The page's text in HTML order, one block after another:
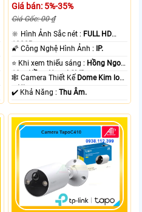
Giá bán: 5%-35%
Giá Gốc: 00 ₫
🔆 Hình Ảnh Sắc nét : FULL HD
1080P .
🌠 Công Nghệ Hình Ảnh :
IP.
⭐ Khi xem thiếu sáng : Hồng Ngoại
10m Hồng Ngoại SMD.
🕸️ Camera Thiết Kế Dome Kim loại
+ Nhựa.
️✔️ Khả Năng :Thu Âm.